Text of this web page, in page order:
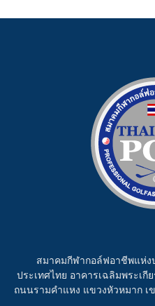
สมาคมกีฬากอล์ฟอาชีพแห่ง
ประเทศไทย อาคารเฉลิมพระเ
ถนนรามคำแหง แขวงหัวหมาก เ